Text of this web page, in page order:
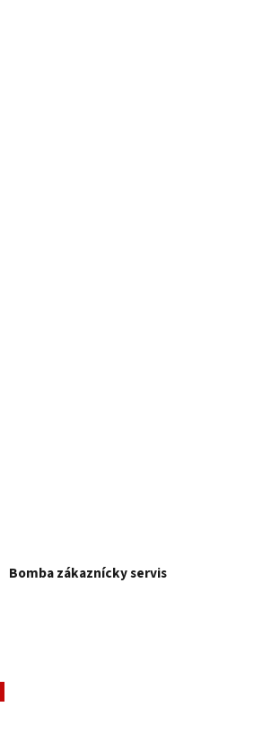
Bomba zákaznícky servis